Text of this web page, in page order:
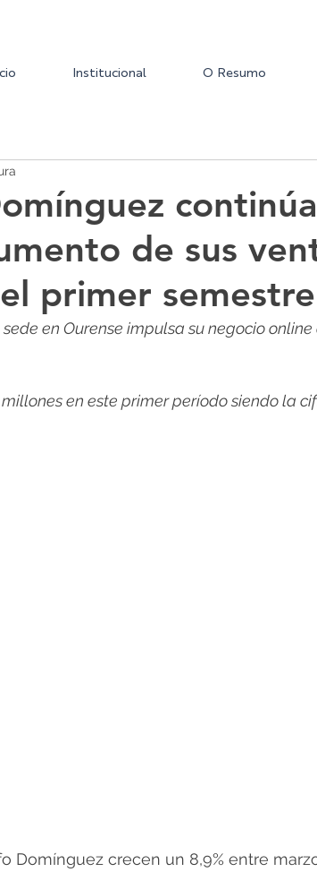
Institucional O Resumo
de sus
primer semestre
en Ourense impulsa su negocio
en este primer período siendo la
Domínguez crecen un 8,9% entre